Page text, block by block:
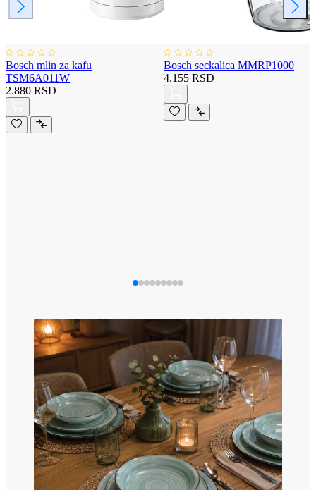
Bosch mlin za kafu
TSM6A011W
2.880 RSD
Bosch seckalica MMRP1000
4.155 RSD